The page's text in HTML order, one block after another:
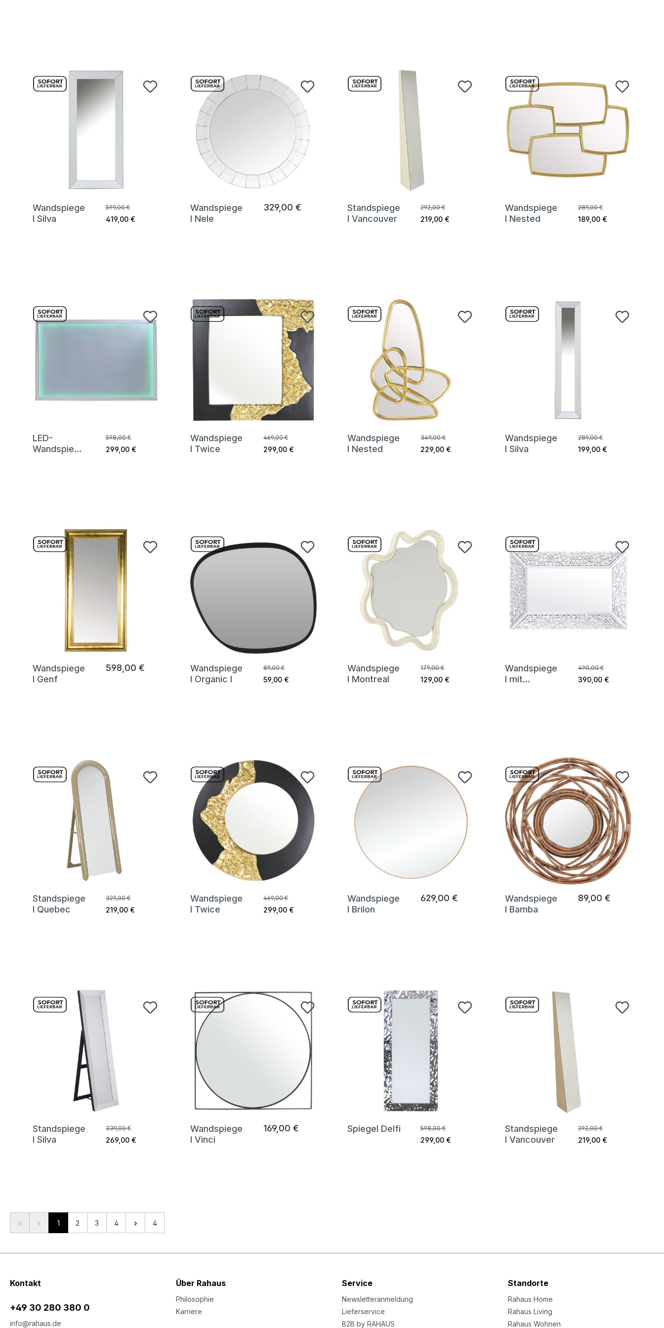
Wandspiege
l Silva
599,00 €
419,00 €
Wandspiege
l Nele
329,00 €
Standspiege
l Vancouver
292,00 €
219,00 €
Wandspiege
l Nested
289,00 €
189,00 €
LED-
Wandspiege
598,00 €
299,00 €
Wandspiege
l Twice
469,00 €
299,00 €
Wandspiege
l Nested
349,00 €
229,00 €
Wandspiege
l Silva
289,00 €
199,00 €
Wandspiege
l Genf
598,00 €
Wandspiege
l Organic I
89,00 €
59,00 €
Wandspiege
l Montreal
179,00 €
129,00 €
Wandspiege
l mit
490,00 €
390,00 €
Standspiege
l Quebec
329,00 €
219,00 €
Wandspiege
l Twice
469,00 €
299,00 €
Wandspiege
l Brilon
629,00 €
Wandspiege
l Bamba
89,00 €
Standspiege
l Silva
339,00 €
269,00 €
Wandspiege
l Vinci
169,00 € Spiegel Delfi 598,00 €
299,00 €
Standspiege
l Vancouver
292,00 €
219,00 €
Seite
1 Seite
2 Seite
3 Seite
4 4
Kontakt
+49 30 280 380 0
info@rahaus.de
Über Rahaus
Philosophie
Karriere
Service
Newsletteranmeldung
Lieferservice
B2B by RAHAUS
Standorte
Rahaus Home
Rahaus Living
Rahaus Wohnen